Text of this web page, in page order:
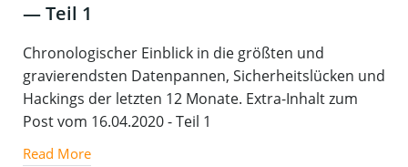
— Teil 1
Chronologischer Einblick in die größten und
gravierendsten Datenpannen, Sicherheitslücken und
Hackings der letzten 12 Monate. Extra-Inhalt zum
Post vom 16.04.2020 - Teil 1
Read More